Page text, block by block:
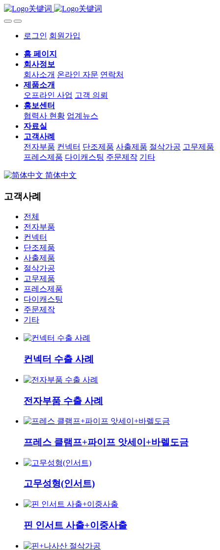
로그인 회원가입
홈 페이지
회사정보
회사소개 온라인 자문 연락처
제품소개
오프라인 사업 고객 의뢰
홍보센터
협력사 현황 업계뉴스
자료실
고객사례
전자부품 컨넥터 단조제품 사출제품 절삭가공 고무제품
프레스제품 다이캐스팅 주문제작 기타
简体中文
고객사례
전체
전자부품
컨넥터
단조제품
사출제품
절삭가공
고무제품
프레스제품
다이캐스팅
주문제작
기타
컨넥터 수출 사례
전자부품 수출 사례
프레스 클램프+파이프 앗세이+바렐도금
고무성형(인서트)
핀 인서트 사출+이중사출